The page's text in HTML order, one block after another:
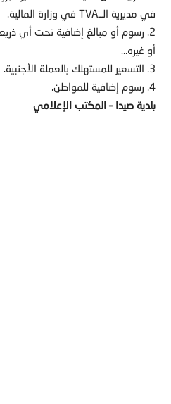
في مديرية الــTVA في وزارة المالية.
2. رسوم أو مبالغ إضافية تحت أي
أو غيره…
3. التسعير للمستهلك بالعملة الأجنبية.
4. رسوم إضافية للمواطن.
بلدية صيدا – المكتب الإعلامي